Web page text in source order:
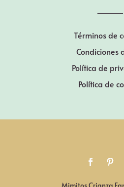
Términos de
Condiciones
Política de
Política de